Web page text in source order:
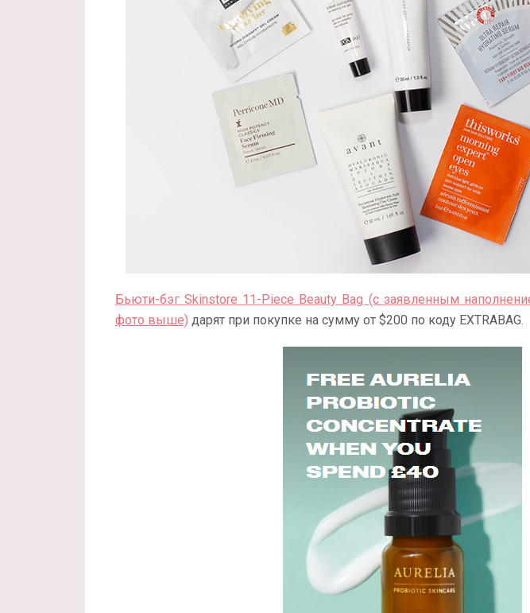
Бьюти-бэг Skinstore 11-Piece Beauty Bag (с заявленным
фото выше) дарят при покупке на сумму от $200 по коду EXTRABAG.